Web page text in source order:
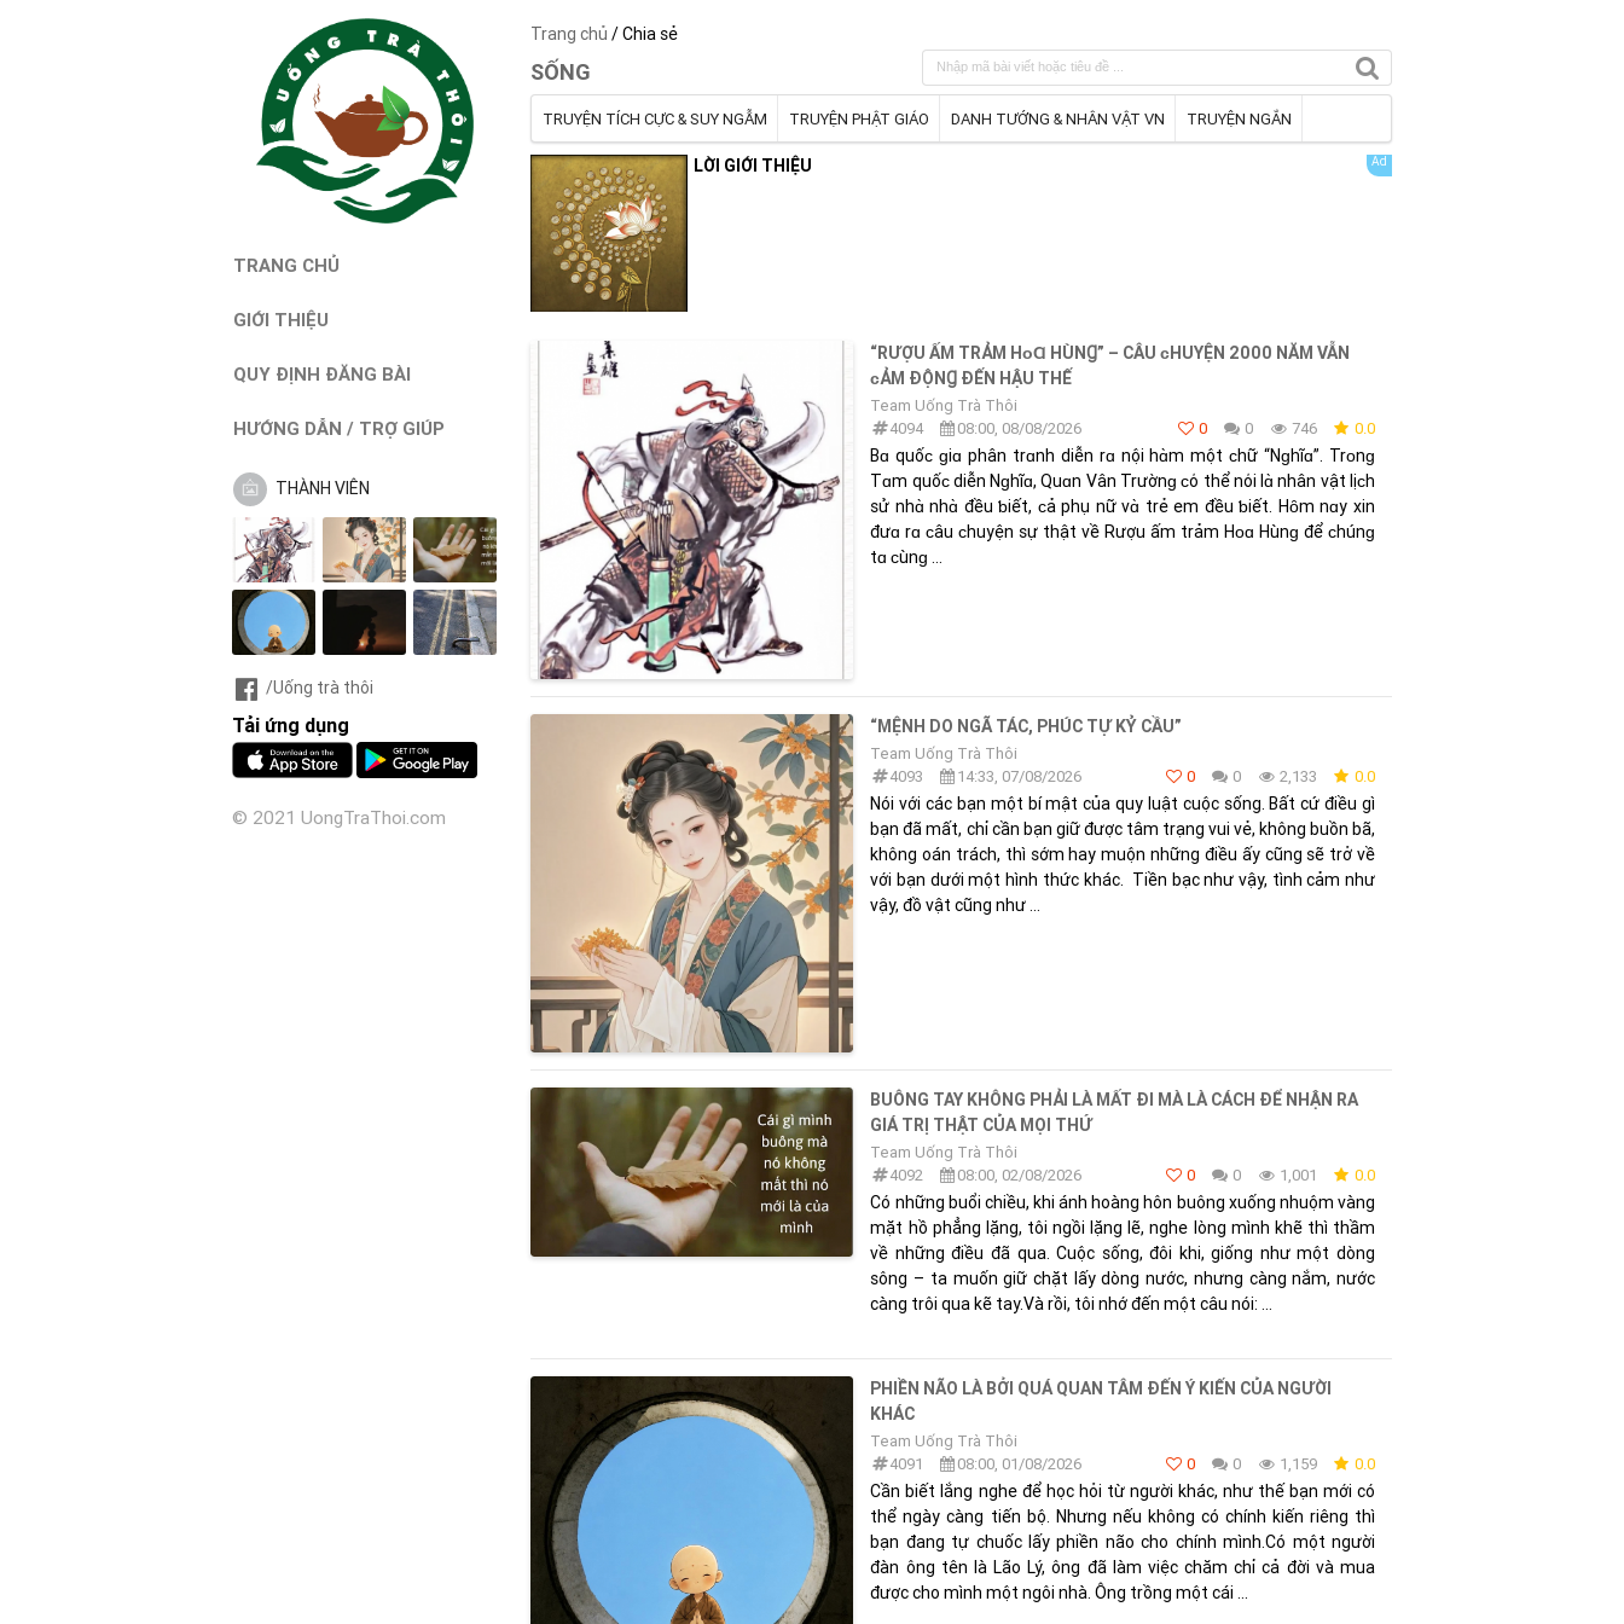
TRANG CHỦ
GIỚI THIỆU
QUY ĐỊNH ĐĂNG BÀI
HƯỚNG DẪN / TRỢ GIÚP
THÀNH VIÊN
/Uống trà thôi
Tải ứng dụng
© 2021 UongTraThoi.com
Trang chủ / Chia sẻ
SỐNG
TRUYỆN TÍCH CỰC & SUY NGẪM TRUYỆN PHẬT GIÁO DANH TƯỚNG & NHÂN VẬT VN TRUYỆN NGẮN
LỜI GIỚI THIỆU
“RƯỢU ẤM TRẢM HᴏⱭ HÙNꞬ” – CÂU ᴄHUYỆN 2000 NĂM VẪN
ᴄẢM ĐỘNꞬ ĐẾN HẬU THẾ
Team Uống Trà Thôi
4094
08:00, 08/08/2026 0 0 746 0.0
Bɑ quốᴄ ɡiɑ phân trɑnh diễn rɑ nội hɑ̀m một ᴄhữ “Nɡhĩɑ”. Trᴏnɡ
Tɑm quốᴄ diễn Nɡhĩɑ, Quɑn Vân Trườnɡ ᴄό thể nόi lɑ̀ nhân vật lịᴄh
sử nhɑ̀ nhɑ̀ đều ƅiết, ᴄả phụ nữ vɑ̀ trẻ em đều ƅiết. Hȏm nɑy хin
đưɑ rɑ ᴄâu ᴄhuyện sự thật về Rượu ấm trảm Hᴏɑ Hùnɡ để ᴄhúnɡ
tɑ ᴄùnɡ ...
“MỆNH DO NGÃ TÁC, PHÚC TỰ KỶ CẦU”
Team Uống Trà Thôi
4093
14:33, 07/08/2026 0 0 2,133 0.0
Nói với các bạn một bí mật của quy luật cuộc sống. Bất cứ điều gì
bạn đã mất, chỉ cần bạn giữ được tâm trạng vui vẻ, không buồn bã,
không oán trách, thì sớm hay muộn những điều ấy cũng sẽ trở về
với bạn dưới một hình thức khác. Tiền bạc như vậy, tình cảm như
vậy, đồ vật cũng như ...
BUÔNG TAY KHÔNG PHẢI LÀ MẤT ĐI MÀ LÀ CÁCH ĐỂ NHẬN RA
GIÁ TRỊ THẬT CỦA MỌI THỨ
Team Uống Trà Thôi
4092
08:00, 02/08/2026 0 0 1,001 0.0
Có những buổi chiều, khi ánh hoàng hôn buông xuống nhuộm vàng
mặt hồ phẳng lặng, tôi ngồi lặng lẽ, nghe lòng mình khẽ thì thầm
về những điều đã qua. Cuộc sống, đôi khi, giống như một dòng
sông – ta muốn giữ chặt lấy dòng nước, nhưng càng nắm, nước
càng trôi qua kẽ tay.Và rồi, tôi nhớ đến một câu nói: ...
PHIỀN NÃO LÀ BỞI QUÁ QUAN TÂM ĐẾN Ý KIẾN CỦA NGƯỜI
KHÁC
Team Uống Trà Thôi
4091
08:00, 01/08/2026 0 0 1,159 0.0
Cần biết lắng nghe để học hỏi từ người khác, như thế bạn mới có
thể ngày càng tiến bộ. Nhưng nếu không có chính kiến riêng thì
bạn đang tự chuốc lấy phiền não cho chính mình.Có một người
đàn ông tên là Lão Lý, ông đã làm việc chăm chỉ cả đời và mua
được cho mình một ngôi nhà. Ông trồng một cái ...